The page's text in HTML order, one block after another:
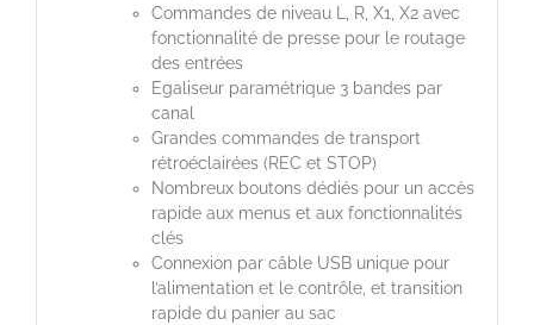
Commandes de niveau L, R, X1, X2 avec
fonctionnalité de presse pour le routage
des entrées
Egaliseur paramétrique 3 bandes par
canal
Grandes commandes de transport
rétroéclairées (REC et STOP)
Nombreux boutons dédiés pour un accès
rapide aux menus et aux fonctionnalités
clés
Connexion par câble USB unique pour
l’alimentation et le contrôle, et transition
rapide du panier au sac